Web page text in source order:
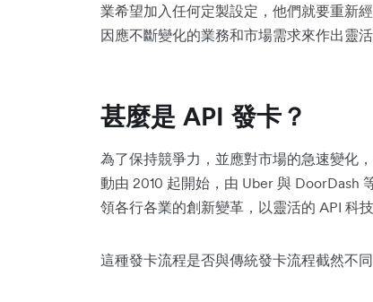
業希望加入任何定製設定，他們就要重新
因應不斷變化的業務和市場需求來作出靈
甚麼是 API 發卡？
為了保持競爭力，並應對市場的急速變化
動由 2010 起開始，由 Uber 與 DoorDash
領各行各業的創新變革，以靈活的 API 科
這種發卡流程是否與傳統發卡流程截然不同